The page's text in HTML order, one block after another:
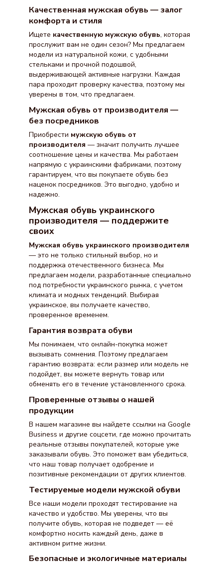
Качественная мужская обувь — залог
комфорта и стиля
Ищете качественную мужскую обувь, которая
прослужит вам не один сезон? Мы предлагаем
модели из натуральной кожи, с удобными
стельками и прочной подошвой,
выдерживающей активные нагрузки. Каждая
пара проходит проверку качества, поэтому мы
уверены в том, что предлагаем.
Мужская обувь от производителя —
без посредников
Приобрести мужскую обувь от
производителя — значит получить лучшее
соотношение цены и качества. Мы работаем
напрямую с украинскими фабриками, поэтому
гарантируем, что вы покупаете обувь без
наценок посредников. Это выгодно, удобно и
надежно.
Мужская обувь украинского
производителя — поддержите
своих
Мужская обувь украинского производителя
— это не только стильный выбор, но и
поддержка отечественного бизнеса. Мы
предлагаем модели, разработанные специально
под потребности украинского рынка, с учетом
климата и модных тенденций. Выбирая
украинское, вы получаете качество,
проверенное временем.
Гарантия возврата обуви
Мы понимаем, что онлайн-покупка может
вызывать сомнения. Поэтому предлагаем
гарантию возврата: если размер или модель не
подойдет, вы можете вернуть товар или
обменять его в течение установленного срока.
Проверенные отзывы о нашей
продукции
В нашем магазине вы найдете ссылки на Google
Business и другие соцсети, где можно прочитать
реальные отзывы покупателей, которые уже
заказывали обувь. Это поможет вам убедиться,
что наш товар получает одобрение и
позитивные рекомендации от других клиентов.
Тестируемые модели мужской обуви
Все наши модели проходят тестирование на
качество и удобство. Мы уверены, что вы
получите обувь, которая не подведет — её
комфортно носить каждый день, даже в
активном ритме жизни.
Безопасные и экологичные материалы